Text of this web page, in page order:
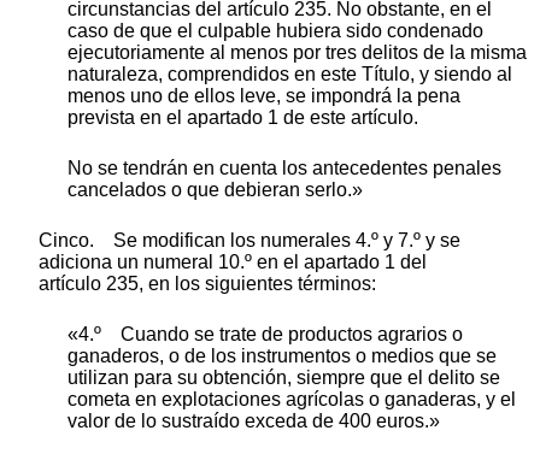
circunstancias del artículo 235. No obstante, en el
caso de que el culpable hubiera sido condenado
ejecutoriamente al menos por tres delitos de la misma
naturaleza, comprendidos en este Título, y siendo al
menos uno de ellos leve, se impondrá la pena
prevista en el apartado 1 de este artículo.
No se tendrán en cuenta los antecedentes penales
cancelados o que debieran serlo.»
Cinco. Se modifican los numerales 4.º y 7.º y se
adiciona un numeral 10.º en el apartado 1 del
artículo 235, en los siguientes términos:
«4.º Cuando se trate de productos agrarios o
ganaderos, o de los instrumentos o medios que se
utilizan para su obtención, siempre que el delito se
cometa en explotaciones agrícolas o ganaderas, y el
valor de lo sustraído exceda de 400 euros.»